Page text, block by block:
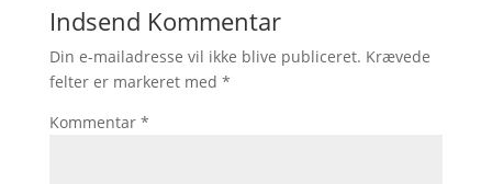
Indsend Kommentar
Din e-mailadresse vil ikke blive publiceret. Krævede
felter er markeret med *
Kommentar *